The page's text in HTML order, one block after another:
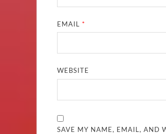
EMAIL*
WEBSITE
SAVE MY NAME, EMAIL, AND